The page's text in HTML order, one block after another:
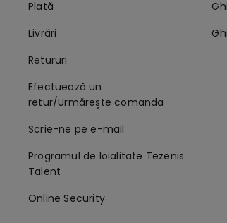
Plată
Livrări
Retururi
Efectuează un
retur/Urmărește comanda
Scrie-ne pe e-mail
Programul de loialitate Tezenis
Talent
Online Security